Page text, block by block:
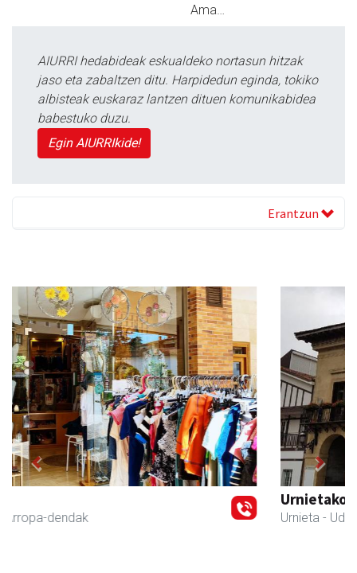
Ama…
AIURRI hedabideak eskualdeko nortasun hitzak
jaso eta zabaltzen ditu. Harpidedun eginda, tokiko
albisteak euskaraz lantzen dituen komunikabidea
babestuko duzu.
Egin AIURRIkide!
Erantzun
Urnieta - Udaletxeak
Previous Next